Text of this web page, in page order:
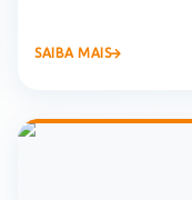
SAIBA MAIS